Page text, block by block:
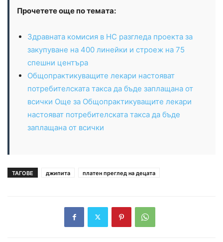
Прочетете още по темата:
Здравната комисия в НС разгледа проекта за
закупуване на 400 линейки и строеж на 75
спешни центъра
Общопрактикуващите лекари настояват
потребителската такса да бъде заплащана от
всички Още за Общопрактикуващите лекари
настояват потребителската такса да бъде
заплащана от всички
ТАГОВЕ джипита платен преглед на децата